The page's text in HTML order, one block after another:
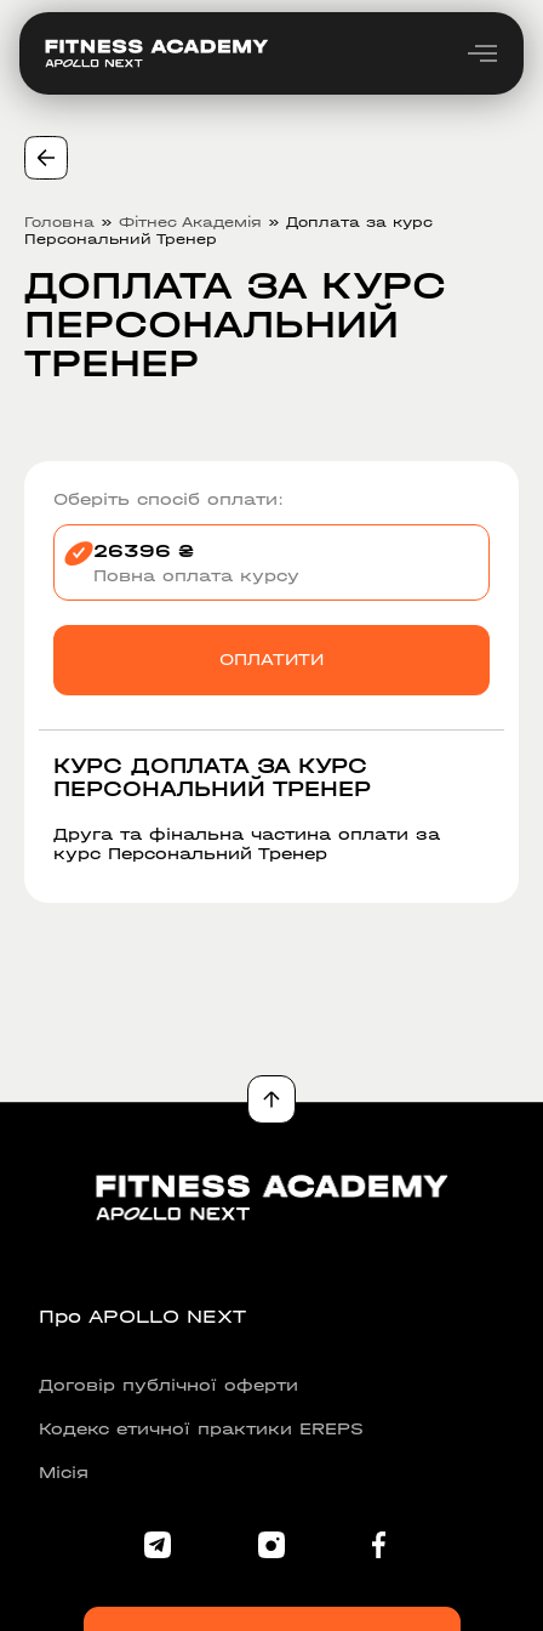
Головна » Фітнес Академія » Доплата за курс
Персональний Тренер
ДОПЛАТА ЗА КУРС
ПЕРСОНАЛЬНИЙ
ТРЕНЕР
Оберіть спосіб оплати:
26396 ₴
Повна оплата курсу
ОПЛАТИТИ
КУРС ДОПЛАТА ЗА КУРС
ПЕРСОНАЛЬНИЙ ТРЕНЕР
Друга та фінальна частина оплати за
курс Персональний Тренер
Про APOLLO NEXT
Договір публічної оферти
Кодекс етичної практики EREPS
Місія